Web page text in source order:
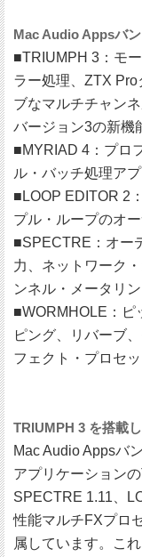
Mac Audio Appsバ
■TRIUMPH 3：モ
ラー処理、ZTX
ブなマルチチャン
バージョン3の新機
■MYRIAD 4：プロ
ル・バッチ処理ア
■LOOP EDITOR 2
プル・ループのオ
■SPECTRE：オー
力、ネットワーク
ンネル・メータリ
■WORMHOLE：ピ
ピング、リバーブ
フェクト・プロセ
TRIUMPH 3 を搭載
Mac Audio Appsバ
アプリケーション
SPECTRE 1.11、
性能マルチFXプロ
属しています。こ